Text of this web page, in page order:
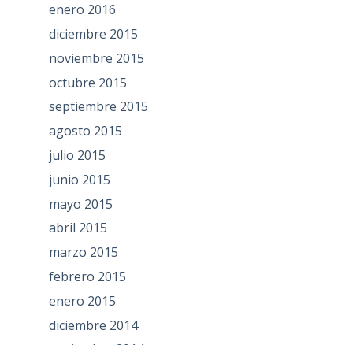
enero 2016
diciembre 2015
noviembre 2015
octubre 2015
septiembre 2015
agosto 2015
julio 2015
junio 2015
mayo 2015
abril 2015
marzo 2015
febrero 2015
enero 2015
diciembre 2014